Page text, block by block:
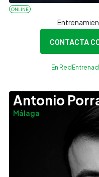
ONLINE
CONTACTA
En
Antonio
Málaga